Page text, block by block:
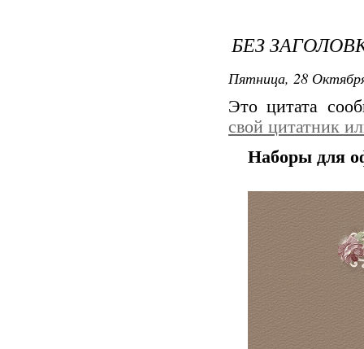
БЕЗ
Пятница, 28
Это цитата
свой цитатник
Наборы для